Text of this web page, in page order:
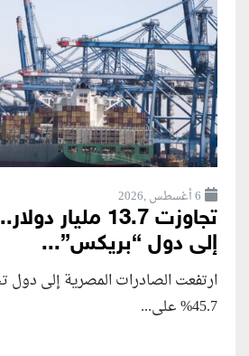
6 أغسطس ,2026
تجاوزت 13.7
إلى دول “بريكس”...
ارتفعت الصادرات المصرية إلى
45.7% على...